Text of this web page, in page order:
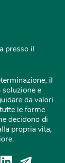
presso il
il
e
da valori
le forme
decidono di
propria vita,